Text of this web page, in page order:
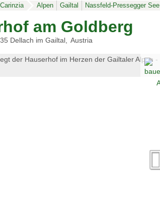
Carinzia Alpen Gailtal Nassfeld-Pressegger See
am Goldberg
Dellach im Gailtal Austria